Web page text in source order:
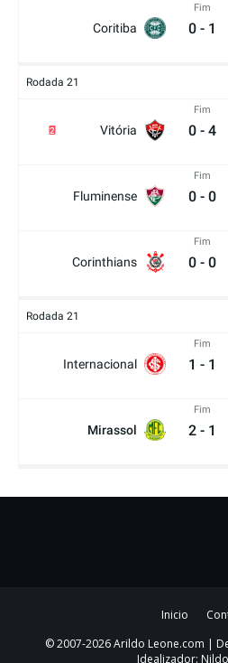
Coritiba
Fim
0 - 1
Rodada 21
Vitória
2
Fim
0 - 4
Fluminense
Fim
0 - 0
Corinthians
Fim
0 - 0
Rodada 21
Internacional
Fim
1 - 1
Mirassol
Fim
2 - 1
Inicio
© 2007-2026 Arildo Leone.com |
Idealizador: